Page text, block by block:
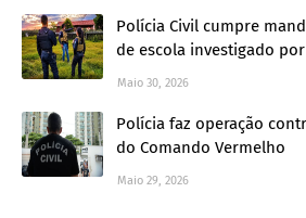
Polícia Civil cumpre
de escola investigado
Maio 30, 2026
Polícia faz operação
do Comando Vermelho
Maio 29, 2026